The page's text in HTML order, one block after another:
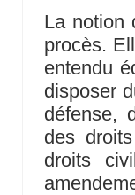
La notion
procès.
entendu
disposer
défense,
des
droits